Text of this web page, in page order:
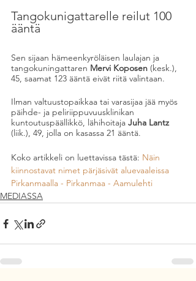
Tangokunigattarelle reilut 100
ääntä
Sen sijaan hämeenkyröläisen laulajan ja
tangokuningattaren Mervi Koposen (kesk.),
45, saamat 123 ääntä eivät riitä valintaan.
Ilman valtuustopaikkaa tai varasijaa jää myös
päihde- ja peliriippuvuusklinikan
kuntoutuspäällikkö, lähihoitaja Juha Lantz
(liik.), 49, jolla on kasassa 21 ääntä.
Koko artikkeli on luettavissa tästä: Näin
kiinnostavat nimet pärjäsivät aluevaaleissa
Pirkanmaalla - Pirkanmaa - Aamulehti
MEDIASSA